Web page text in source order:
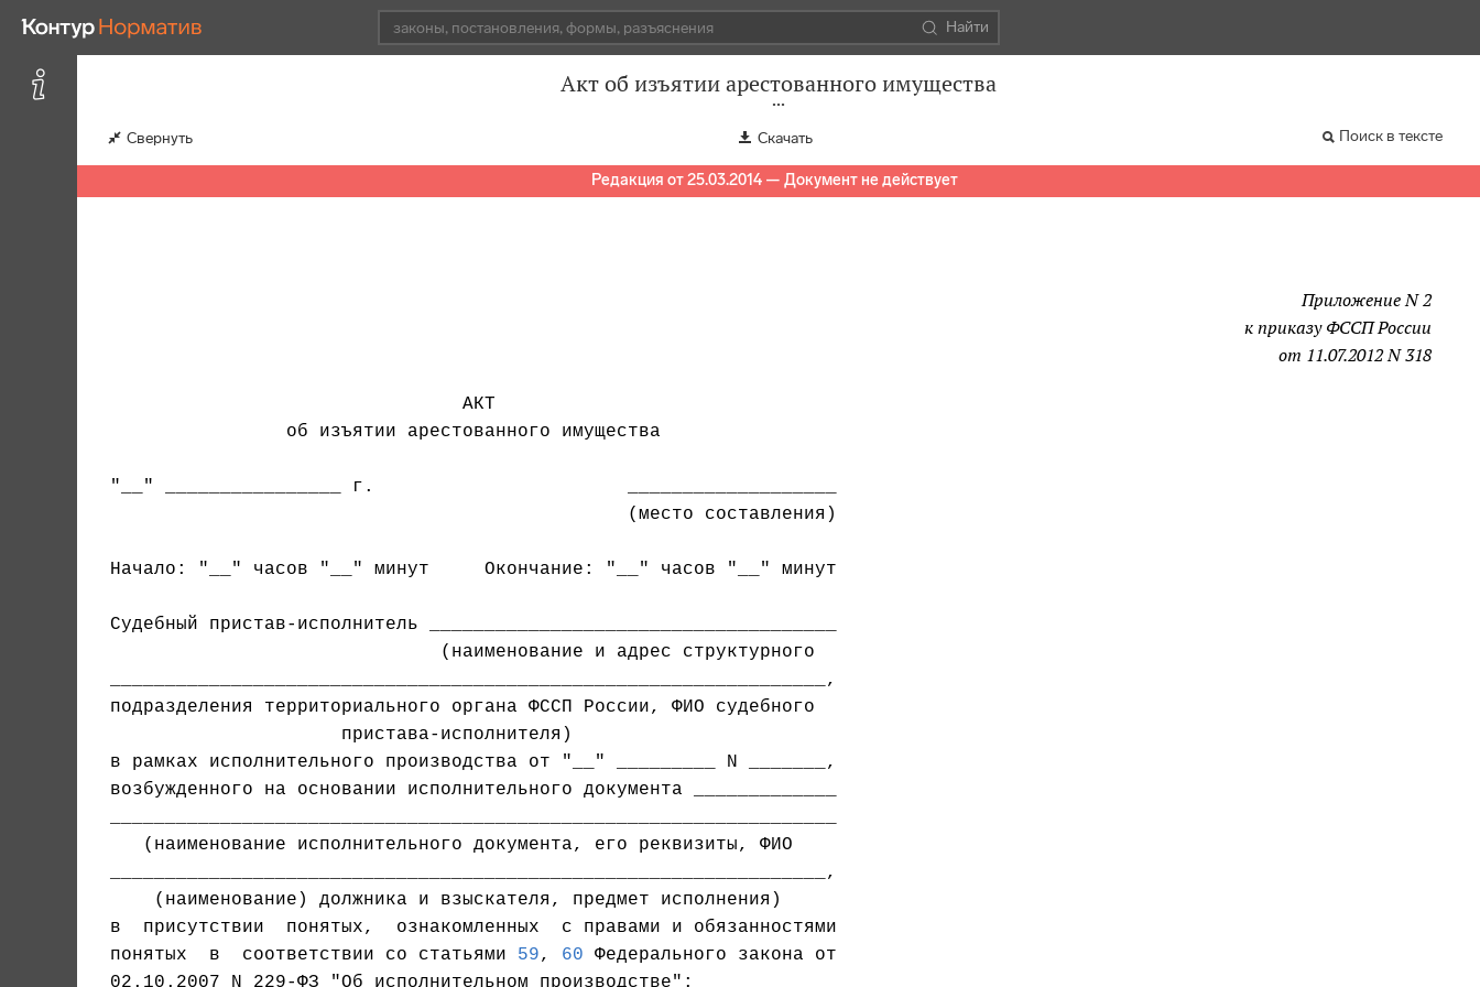
Найти
Акт об изъятии арестованного имущества
Свернуть Скачать Поиск в тексте
Редакция от 25.03.2014 — Документ не действует
Приложение N 2
к приказу ФССП России
от 11.07.2012 N 318
                                АКТ
                об изъятии арестованного имущества
"__" ________________ г.                       ___________________
                                               (место составления)
Начало: "__" часов "__" минут     Окончание: "__" часов "__" минут
Судебный пристав-исполнитель _____________________________________
_________________________________________________________________,
подразделения территориального органа ФССП России, ФИО судебного
                     пристава-исполнителя)
в рамках исполнительного производства от "__" _________ N _______,
возбужденного на основании исполнительного документа _____________
   (наименование исполнительного документа, его реквизиты, ФИО
в  присутствии  понятых,  ознакомленных  с правами и обязанностями
понятых  в  соответствии со статьями 59, 60 Федерального закона от
02.10.2007 N 229-ФЗ "Об исполнительном производстве":